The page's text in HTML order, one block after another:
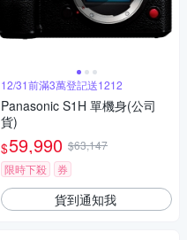
12/31前滿3萬登記送1212
Panasonic S1H 單機身(公司
貨)
$59,990 $63,147
限時下殺
券
貨到通知我